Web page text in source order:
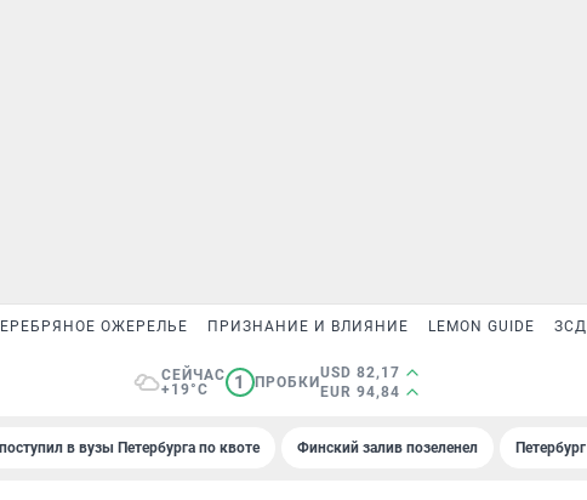
ОЖЕРЕЛЬЕ ПРИЗНАНИЕ И ВЛИЯНИЕ LEMON GUIDE
СЕЙЧАС
+19°C
1 ПРОБКИ
USD 82,17
EUR 94,84
в вузы Петербурга по квоте Финский залив позеленел